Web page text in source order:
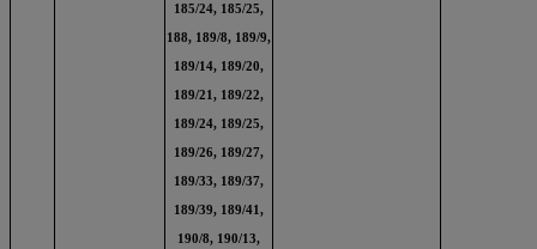
185/24, 185/25,
188, 189/8, 189/9,
189/14, 189/20,
189/21, 189/22,
189/24, 189/25,
189/26, 189/27,
189/33, 189/37,
189/39, 189/41,
190/8, 190/13,